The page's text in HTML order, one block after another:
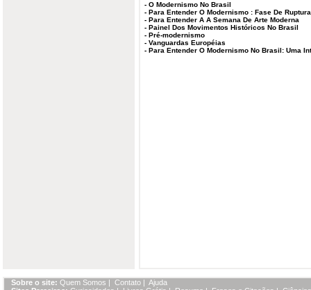
- O Modernismo No Brasil
- Para Entender O Modernismo : Fase De
- Para Entender A A Semana De Arte Moderna
- Painel Dos Movimentos Históricos No Brasil
- Pré-modernismo
- Vanguardas Européias
- Para Entender O Modernismo No Brasil: Uma
Sobre o site: Quem Somos | Contato | Ajuda